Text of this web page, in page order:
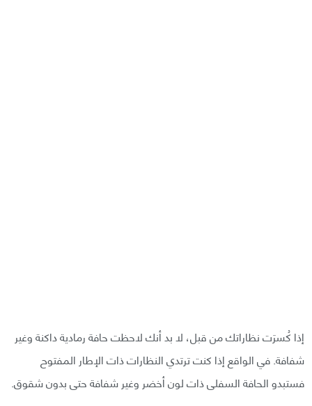
إذا كُسرَت نظاراتك من قبل، لا بد أنك لاحظت حافة رمادية داكنة وغير
شفافة. في الواقع إذا كنت ترتدي النظارات ذات الإطار المفتوح
فستبدو الحافة السفلى ذات لون أخضر وغير شفافة حتى بدون شقوق.